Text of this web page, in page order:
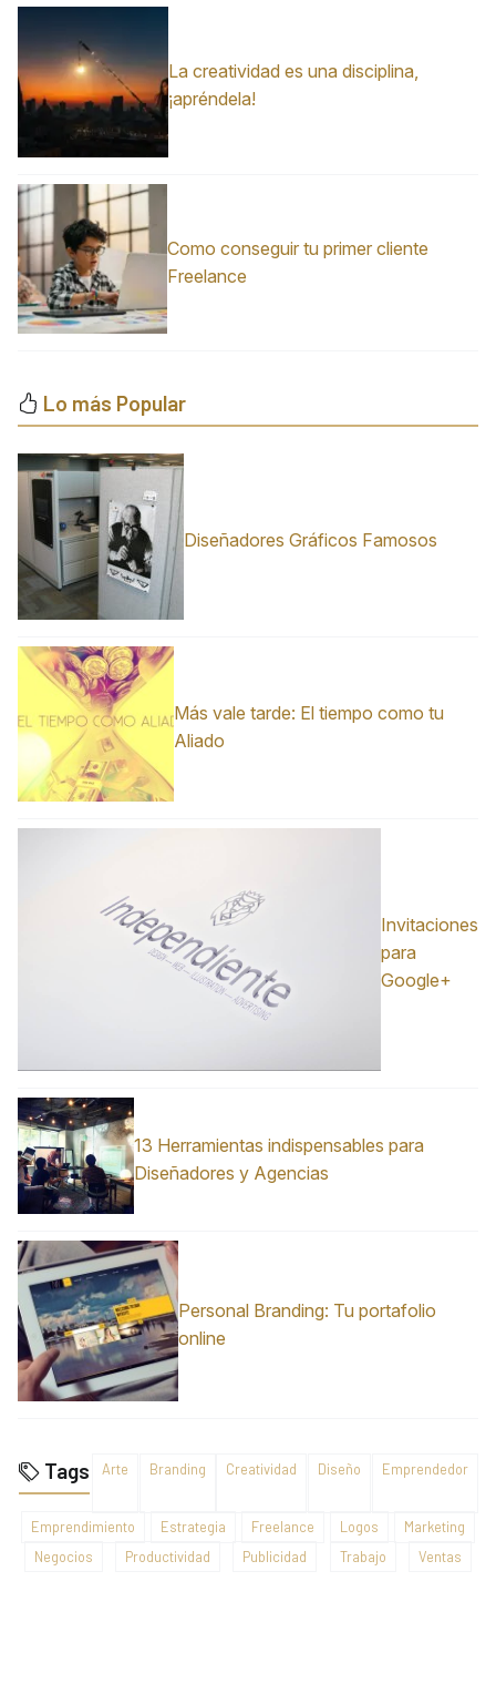
La creatividad es una disciplina,
¡apréndela!
Como conseguir tu primer cliente
Freelance
Lo más Popular
Diseñadores Gráficos Famosos
Más vale tarde: El tiempo como tu
Aliado
Invitaciones
para
Google+
13 Herramientas indispensables para
Diseñadores y Agencias
Personal Branding: Tu portafolio
online
Tags Arte Branding Creatividad Diseño Emprendedor
Emprendimiento Estrategia Freelance Logos
Marketing
Negocios
Productividad Publicidad Trabajo Ventas